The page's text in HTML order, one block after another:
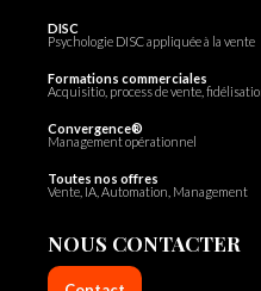
DISC
Psychologie DISC appliquée à la vente
Formations commerciales
Acquisitio, process de vente,
Convergence®
Management opérationnel
Toutes nos offres
Vente, IA, Automation, Management
NOUS CONTACTER